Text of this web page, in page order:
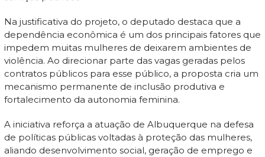
Na justificativa do projeto, o deputado destaca que a
dependência econômica é um dos principais fatores que
impedem muitas mulheres de deixarem ambientes de
violência. Ao direcionar parte das vagas geradas pelos
contratos públicos para esse público, a proposta cria um
mecanismo permanente de inclusão produtiva e
fortalecimento da autonomia feminina.
A iniciativa reforça a atuação de Albuquerque na defesa
de políticas públicas voltadas à proteção das mulheres,
aliando desenvolvimento social, geração de emprego e